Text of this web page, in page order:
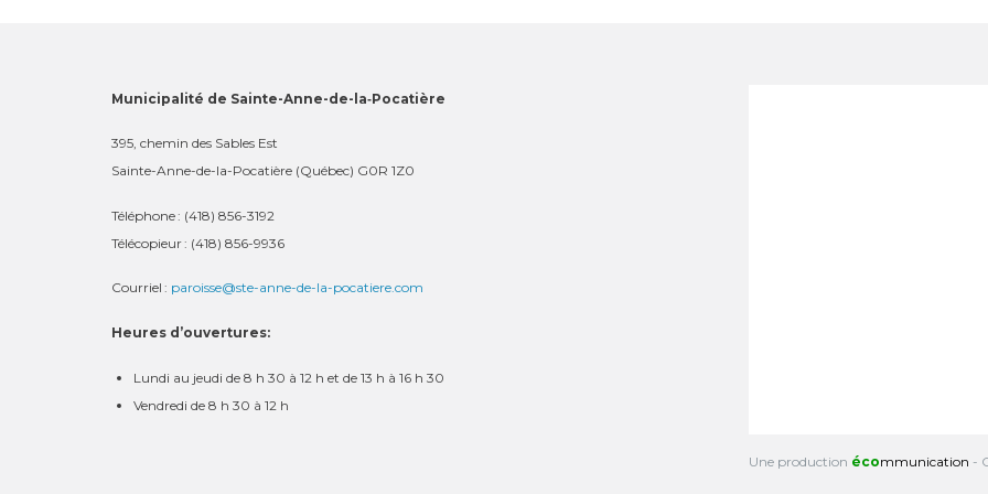
Municipalité de Sainte-Anne-de-la‑Pocatière
395, chemin des Sables Est
Sainte-Anne-de-la-Pocatière (Québec) G0R 1Z0
Téléphone : (418) 856-3192
Télécopieur : (418) 856-9936
Courriel : paroisse@ste-anne-de-la-pocatiere.com
Heures d’ouvertures:
Lundi au jeudi de 8 h 30 à 12 h et de 13 h à 16 h 30
Vendredi de 8 h 30 à 12 h
Une production écommunication -